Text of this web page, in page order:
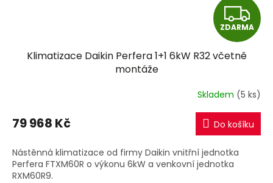
Z
D
R
M
A
ZDARMA
Klimatizace Daikin Perfera 1+1 6kW R32 včetně
montáže
Skladem (5 ks)
79 968 Kč Do košíku
Nástěnná klimatizace od firmy Daikin vnitřní jednotka
Perfera FTXM60R o výkonu 6kW a venkovní jednotka
RXM60R9.